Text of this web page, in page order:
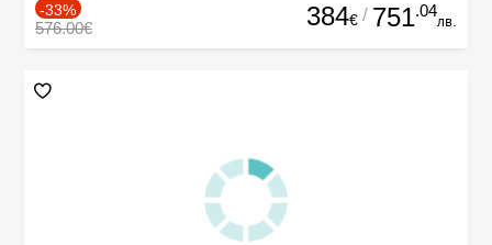
-33%
576.00€ 384€ / 751.04
лв.